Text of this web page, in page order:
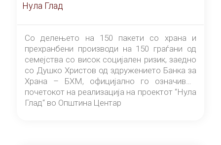
Нула Глад
Со делењето на 150 пакети со храна и
прехранбени производи на 150 граѓани од
семејства со висок социјален ризик, заедно
со Душко Христов од здружението Банка за
Храна – БХМ, официјално го означивме
почетокот на реализација на проектот “Нула
Глад“ во Општина Центар